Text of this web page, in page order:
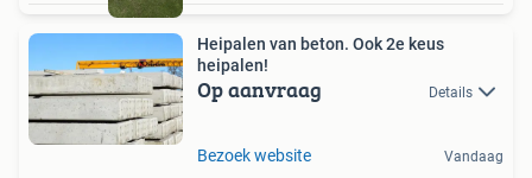
Heipalen van beton. Ook 2e keus
heipalen!
Op aanvraag Details
Bezoek website Vandaag